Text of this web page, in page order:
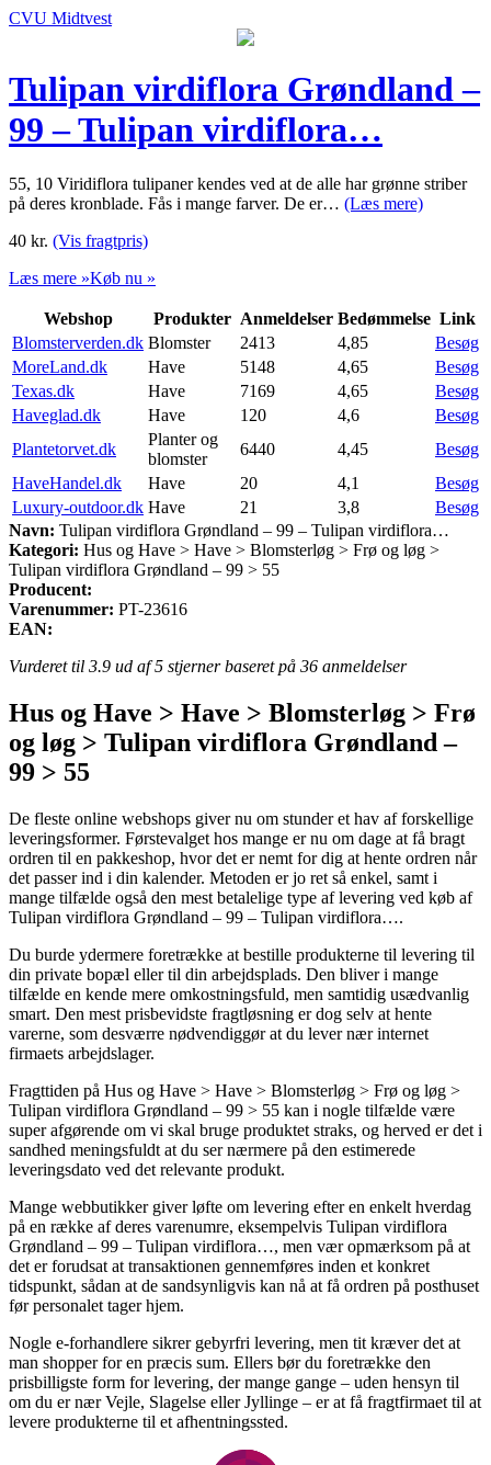
CVU Midtvest
Tulipan virdiflora Grøndland –
99 – Tulipan virdiflora…
55, 10 Viridiflora tulipaner kendes ved at de alle har grønne striber
på deres kronblade. Fås i mange farver. De er… (Læs mere)
40 kr. (Vis fragtpris)
Læs mere »Køb nu »
Webshop Produkter Anmeldelser Bedømmelse Link
Blomsterverden.dk Blomster 2413 4,85
Besøg
MoreLand.dk
Have 5148 4,65
Besøg
Texas.dk
Have 7169 4,65
Besøg
Haveglad.dk
Have 120 4,6
Besøg
Plantetorvet.dk
Planter og
blomster
6440 4,45
Besøg
HaveHandel.dk
Have 20 4,1
Besøg
Luxury-outdoor.dk Have 21 3,8
Besøg
Navn: Tulipan virdiflora Grøndland – 99 – Tulipan virdiflora…
Kategori: Hus og Have > Have > Blomsterløg > Frø og løg >
Tulipan virdiflora Grøndland – 99 > 55
Producent:
Varenummer: PT-23616
EAN:
Vurderet til 3.9 ud af 5 stjerner baseret på 36 anmeldelser
Hus og Have > Have > Blomsterløg > Frø
og løg > Tulipan virdiflora Grøndland –
99 > 55
De fleste online webshops giver nu om stunder et hav af forskellige
leveringsformer. Førstevalget hos mange er nu om dage at få bragt
ordren til en pakkeshop, hvor det er nemt for dig at hente ordren når
det passer ind i din kalender. Metoden er jo ret så enkel, samt i
mange tilfælde også den mest betalelige type af levering ved køb af
Tulipan virdiflora Grøndland – 99 – Tulipan virdiflora….
Du burde ydermere foretrække at bestille produkterne til levering til
din private bopæl eller til din arbejdsplads. Den bliver i mange
tilfælde en kende mere omkostningsfuld, men samtidig usædvanlig
smart. Den mest prisbevidste fragtløsning er dog selv at hente
varerne, som desværre nødvendiggør at du lever nær internet
firmaets arbejdslager.
Fragttiden på Hus og Have > Have > Blomsterløg > Frø og løg >
Tulipan virdiflora Grøndland – 99 > 55 kan i nogle tilfælde være
super afgørende om vi skal bruge produktet straks, og herved er det i
sandhed meningsfuldt at du ser nærmere på den estimerede
leveringsdato ved det relevante produkt.
Mange webbutikker giver løfte om levering efter en enkelt hverdag
på en række af deres varenumre, eksempelvis Tulipan virdiflora
Grøndland – 99 – Tulipan virdiflora…, men vær opmærksom på at
det er forudsat at transaktionen gennemføres inden et konkret
tidspunkt, sådan at de sandsynligvis kan nå at få ordren på posthuset
før personalet tager hjem.
Nogle e-forhandlere sikrer gebyrfri levering, men tit kræver det at
man shopper for en præcis sum. Ellers bør du foretrække den
prisbilligste form for levering, der mange gange – uden hensyn til
om du er nær Vejle, Slagelse eller Jyllinge – er at få fragtfirmaet til at
levere produkterne til et afhentningssted.